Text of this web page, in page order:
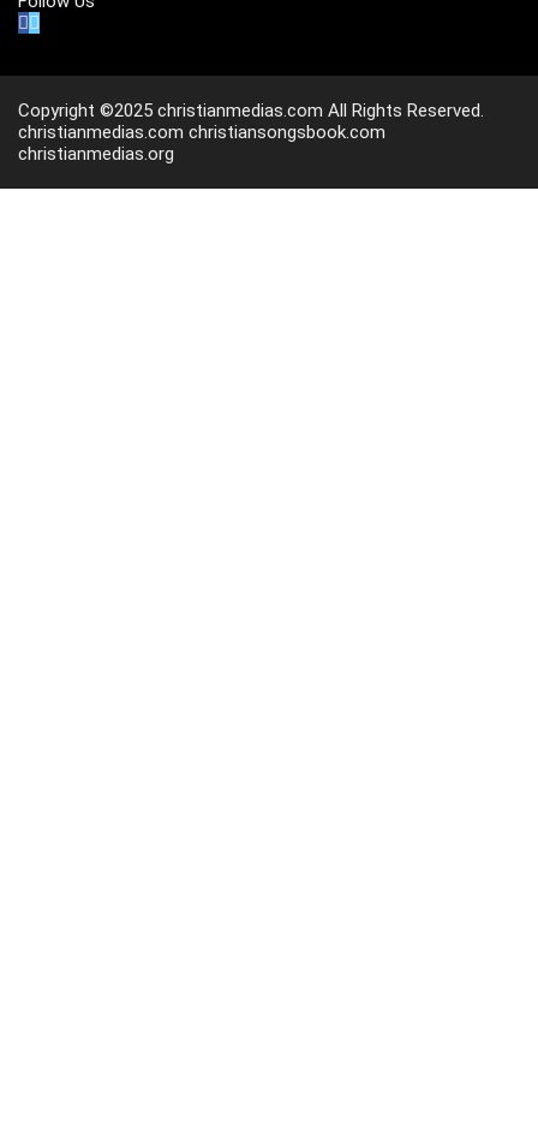
Copyright ©2025 christianmedias.com All Rights Reserved.
christianmedias.com christiansongsbook.com
christianmedias.org